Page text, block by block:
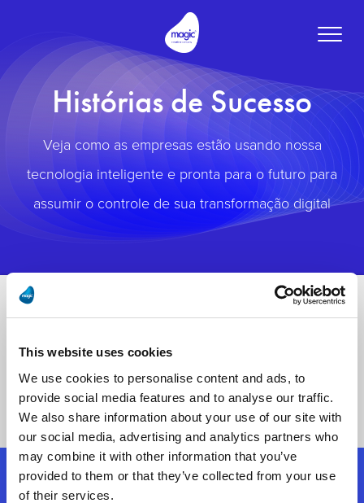
This website uses cookies
We use cookies to personalise content and ads, to
provide social media features and to analyse our traffic.
We also share information about your use of our site with
our social media, advertising and analytics partners who
may combine it with other information that you’ve
provided to them or that they’ve collected from your use
of their services.
Toggle
Histórias de Sucesso
Veja como as empresas estão usando nossa
tecnologia inteligente e pronta para o futuro para
assumir o controle de sua transformação digital
Siga-nos